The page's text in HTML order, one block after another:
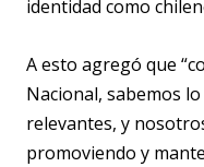
identidad como
A esto agregó que
Nacional, sabemos
relevantes, y
promoviendo y